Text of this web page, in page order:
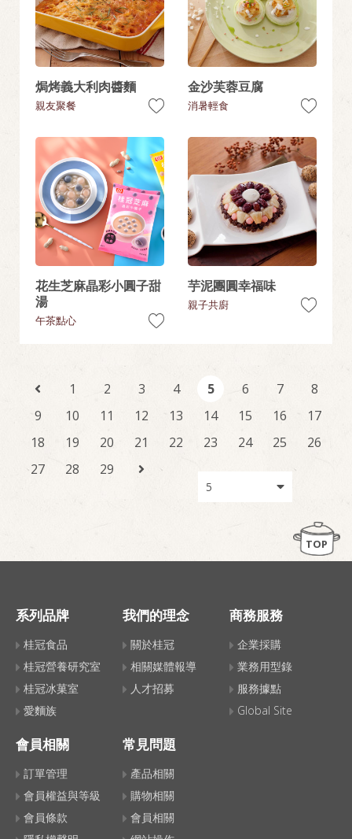
焗烤義大利肉醬麵
親友聚餐
金沙芙蓉豆腐
消暑輕食
花生芝麻晶彩小圓子甜
湯
午茶點心
芋泥團圓幸福味
親子共廚
1 2 3 4 5 6 7
8
9
10 11 12 13 14 15 16
17
18
19 20 21 22 23 24 25
26
27
28 29
TOP
系列品牌
桂冠食品
桂冠營養研究室
桂冠冰菓室
愛麵族
我們的理念
關於桂冠
相關媒體報導
人才招募
商務服務
企業採購
業務用型錄
服務據點
Global Site
會員相關
訂單管理
會員權益與等級
會員條款
常見問題
產品相關
購物相關
會員相關